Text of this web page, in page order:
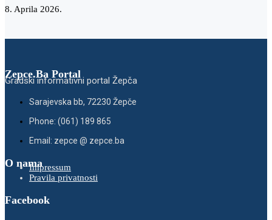
8. Aprila 2026.
Zepce.Ba Portal
Gradski informativni portal Žepča
Sarajevska bb, 72230 Žepče
Phone: (061) 189 865
Email: zepce @ zepce.ba
O namaImpressum
Pravila privatnosti
Facebook